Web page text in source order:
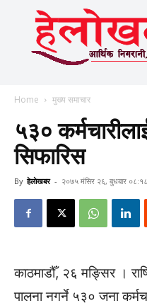
Home मुख्य समाचार
५३०
सिफारिस
By हेलाेखबर - २०७५ मंसिर २६, बुधबार ०८:१८
काठमाडौँ, २६ मङ्सिर ।
पालना नगर्ने ५३० जना